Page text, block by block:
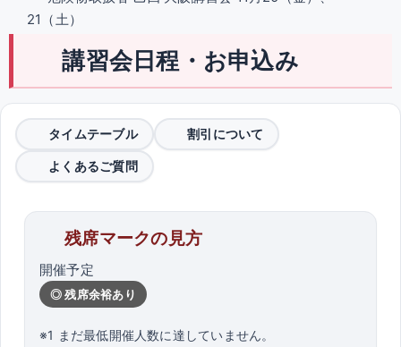
21（土）
講習会日程・お申込み
タイムテーブル 割引について
よくあるご質問
残席マークの見方
開催予定
◎ 残席余裕あり
※1 まだ最低開催人数に達していません。